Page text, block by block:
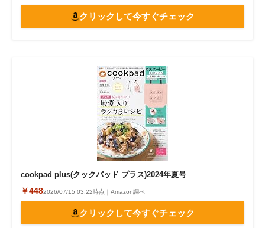
クリックして今すぐチェック
cookpad plus(クックパッド プラス)2024年夏号
￥4482026/07/15 03:22時点｜Amazon調べ
クリックして今すぐチェック